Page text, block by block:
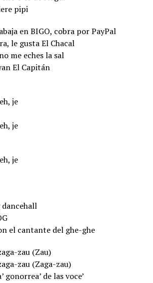
pipi
en BIGO, cobra por PayPal
le gusta El Chacal
me eches la sal
El Capitán
je
je
je
dancehall
el cantante del ghe-ghe
zau (Zau)
zau (Zaga-zau)
gonorrea’ de las voce’